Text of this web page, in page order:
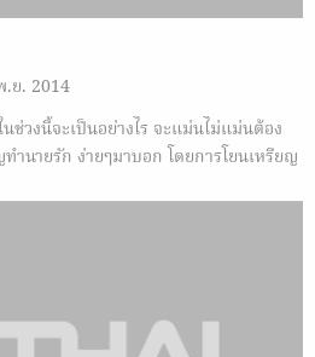
.ย. 2014
ช่วงนี้จะเป็นอย่างไร จะแม่นไม่แม่นต้อง
ำนายรัก ง่ายๆมาบอก โดยการโยนเหรียญ